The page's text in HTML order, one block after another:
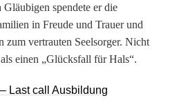
spendete er die
in Freude und Trauer und
zum vertrauten Seelsorger. Nicht
einen „Glücksfall für Hals“.